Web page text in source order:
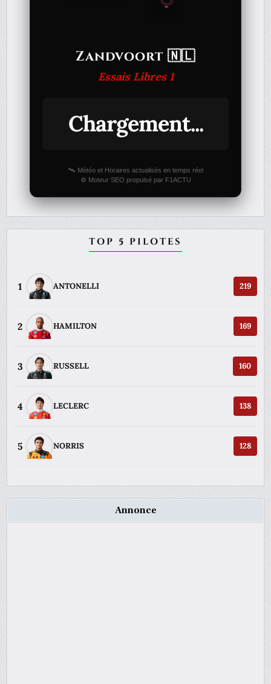
Zandvoort 🇳🇱
Essais Libres 1
Chargement...
🛰️ Météo et Horaires actualisés en temps réel
⚙️ Moteur SEO propulsé par F1ACTU
TOP 5 PILOTES
1 ANTONELLI 219
2 HAMILTON 169
3 RUSSELL 160
4 LECLERC 138
5 NORRIS 128
Annonce